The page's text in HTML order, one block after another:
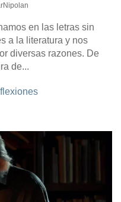
en las letras sin
a la literatura y nos
diversas razones. De
de...